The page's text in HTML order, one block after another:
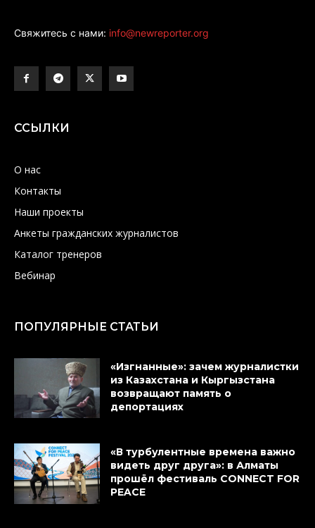
Свяжитесь с нами: info@newreporter.org
ССЫЛКИ
О нас
Контакты
Наши проекты
Анкеты гражданских журналистов
Каталог тренеров
Вебинар
ПОПУЛЯРНЫЕ СТАТЬИ
«Изгнанные»: зачем журналистки
из Казахстана и Кыргызстана
возвращают память о
депортациях
«В турбулентные времена важно
видеть друг друга»: в Алматы
прошёл фестиваль CONNECT FOR
PEACE